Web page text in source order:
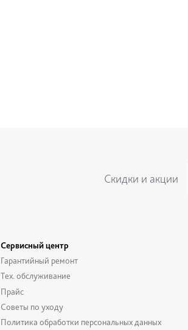
Скидки и акции
Сервисный центр
Гарантийный ремонт
Тех. обслуживание
Прайс
Советы по уходу
Политика обработки персональных данных